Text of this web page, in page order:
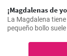
¡Magdalenas de
La Magdalena tiene
pequeño bollo suele apreciarse